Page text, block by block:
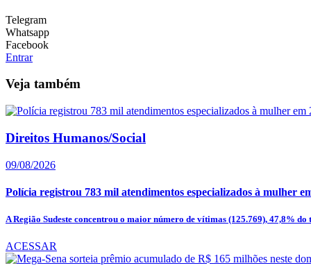
Telegram
Whatsapp
Facebook
Entrar
Veja também
Direitos Humanos/Social
09/08/2026
Polícia registrou 783 mil atendimentos especializados à mulher
A Região Sudeste concentrou o maior número de vítimas (125.769), 47,8% do
ACESSAR